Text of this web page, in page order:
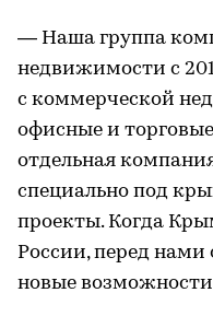
— Наша группа
недвижимости с
с коммерческой
офисные и
отдельная
специально под
проекты. Когда
России, перед
новые